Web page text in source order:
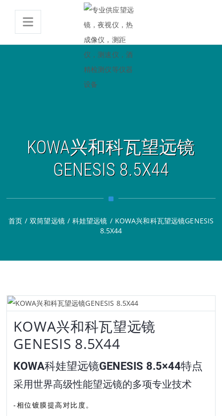
KOWA兴和科瓦望远镜
GENESIS 8.5X44
首页 / 双筒望远镜 / 科娃望远镜 / KOWA兴和科瓦望远镜GENESIS
8.5X44
KOWA兴和科瓦望远镜
GENESIS 8.5X44
KOWA科娃望远镜GENESIS 8.5×44特点
采用世界高级性能望远镜的多项专业技术
-相位镀膜提高对比度。